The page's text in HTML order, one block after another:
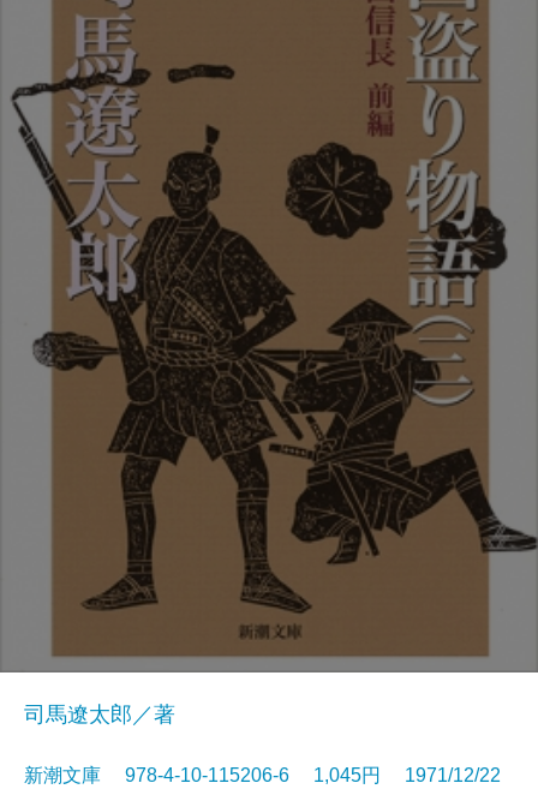
司馬遼太郎／著
新潮文庫 978-4-10-115206-6 1,045円 1971/12/22